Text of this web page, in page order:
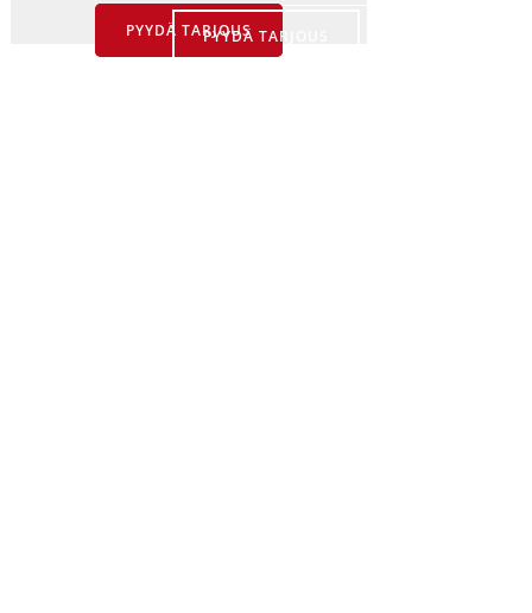
PYYDÄ TARJOUSPYYDÄ TARJOUS